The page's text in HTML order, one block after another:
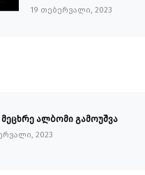
19 თებერვალი, 2023
მეცხრე ალბომი გამოუშვა
2023